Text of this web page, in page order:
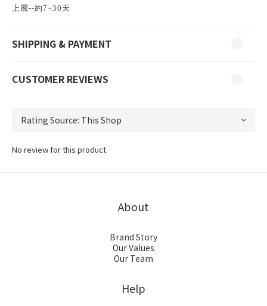
上層--約7~30天
SHIPPING & PAYMENT
CUSTOMER REVIEWS
No review for this product
About
Brand Story
Our Values
Our Team
Help